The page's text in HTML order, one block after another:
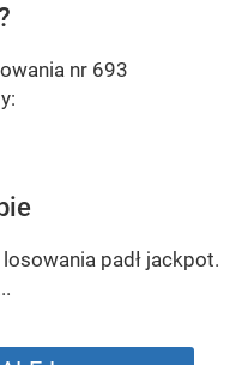
nr 693
padł jackpot.